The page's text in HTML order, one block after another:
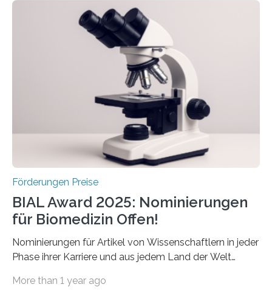
Schlaganfall“ mit Sitz in Würzburg fördert die
Schlaganfallforschung, um die Behandlung der
Betroffenen zu verbessern. Dazu schreibt sie auch in
diesem Jahr wieder deutschlandweit den Hentschel-
Preis aus. Er richtet sich gezielt an jüngere
Forscherinnen und Forscher unter 40 Jahren. Geehrt
werden soll eine herausragende Doktorarbeit oder eine
hochrangige wissenschaftliche Publikation zum Thema
Förderungen Preise
BIAL Award 2025: Nominierungen
für Biomedizin Offen!
Nominierungen für Artikel von Wissenschaftlern in jeder
Phase ihrer Karriere und aus jedem Land der Welt
Leben gerufen, um die bemerkenswertesten
More than 1 year ago